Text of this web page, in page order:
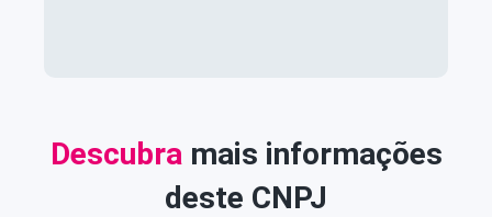
Descubra mais informações
deste CNPJ